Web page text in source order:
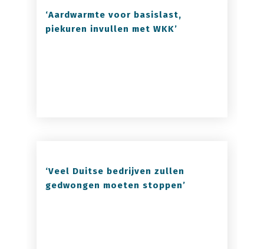
‘Aardwarmte voor basislast,
piekuren invullen met WKK’
‘Veel Duitse bedrijven zullen
gedwongen moeten stoppen’